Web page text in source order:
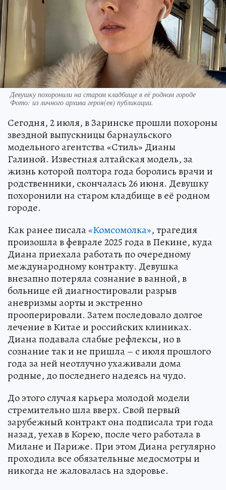
Девушку похоронили на старом кладбище в её родном городе
Фото: из личного архива героя(ев) публикации.
Сегодня, 2 июля, в Заринске прошли похороны
звездной выпускницы барнаульского
модельного агентства «Стиль» Дианы
Галиной. Известная алтайская модель, за
жизнь которой полтора года боролись врачи и
родственники, скончалась 26 июня. Девушку
похоронили на старом кладбище в её родном
городе.
Как ранее писала«Комсомолка», трагедия
произошла в феврале 2025 года в Пекине, куда
Диана приехала работать по очередному
международному контракту. Девушка
внезапно потеряла сознание в ванной, в
больнице ей диагностировали разрыв
аневризмы аорты и экстренно
прооперировали. Затем последовало долгое
лечение в Китае и российских клиниках.
Диана подавала слабые рефлексы, но в
сознание так и не пришла – с июля прошлого
года за ней неотлучно ухаживали дома
родные, до последнего надеясь на чудо.
До этого случая карьера молодой модели
стремительно шла вверх. Свой первый
зарубежный контракт она подписала три года
назад, уехав в Корею, после чего работала в
Милане и Париже. При этом Диана регулярно
проходила все обязательные медосмотры и
никогда не жаловалась на здоровье.